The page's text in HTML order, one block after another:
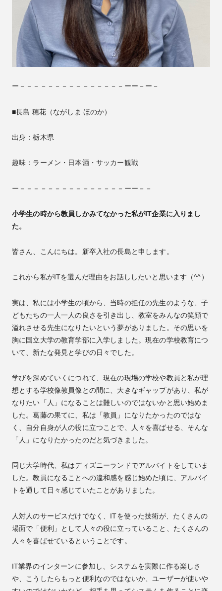
ー－－－－－－－－－－－－－－－ーー－ー－
■長島 穂花（ながしま ほのか）
出身：栃木県
趣味：ラーメン・日本酒・サッカー観戦
ー－－－－－－－－－－－－－－－ーー－－
小学生の時から教員しかみてなかった私がIT企業に入りまし
た。
皆さん、こんにちは。新卒入社の長島と申します。
これから私がITを選んだ理由をお話ししたいと思います（^^）
実は、私には小学生の頃から、当時の担任の先生のような、子
どもたちの一人一人の良さを引き出し、教室をみんなの笑顔で
溢れさせる先生になりたいという夢がありました。その思いを
胸に国立大学の教育学部に入学しました。現在の学校教育につ
いて、新たな発見と学びの日々でした。
学びを深めていくにつれて、現在の現場の学校や教員と私が理
想とする学校像教員像との間に、大きなギャップがあり、私が
なりたい「人」になることは難しいのではないかと思い始めま
した。葛藤の果てに、私は「教員」になりたかったのではな
く、自分自身が人の役に立つことで、人々を喜ばせる、そんな
「人」になりたかったのだと気づきました。
同じ大学時代、私はディズニーランドでアルバイトをしていま
した。教員になることへの違和感を感じ始めた頃に、アルバイ
トを通して日々感じていたことがありました。
人対人のサービスだけでなく、ITを使った技術が、たくさんの
場面で「便利」として人々の役に立っていること、たくさんの
人々を喜ばせているということです。
IT業界のインターンに参加し、システムを実際に作る楽しさ
や、こうしたらもっと便利なのではないか、ユーザーが使いや